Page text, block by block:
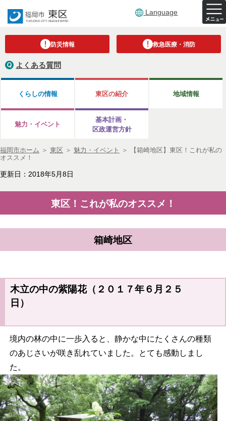
Language
防災情報 救急医療・消防
よくある質問
くらしの情報 東区の紹介 地域情報
魅力・イベント
基本計画・
区政運営方針
福岡市ホーム ＞ 東区 ＞ 魅力・イベント ＞
【箱崎地区】東区！これが私の
オススメ！
更新日：2018年5月8日
東区！これが私のオススメ！
箱崎地区
木立の中の紫陽花（２０１７年６月２５
日）
境内の林の中に一歩入ると、静かな中にたくさんの種類
のあじさいが咲き乱れていました。とても感動しまし
た。